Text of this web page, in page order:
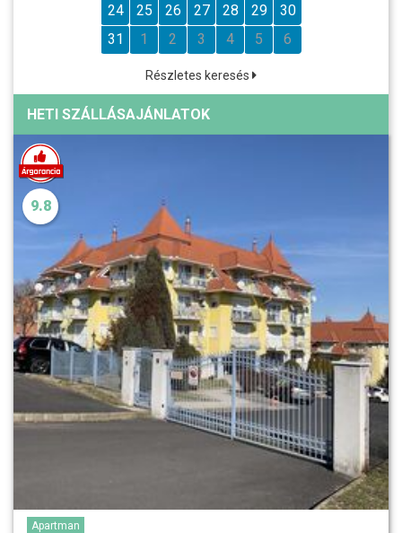
24
25 26 27 28 29
30
31
1 2 3 4 5 6
Részletes keresés
HETI SZÁLLÁSAJÁNLATOK
9.8
Apartman